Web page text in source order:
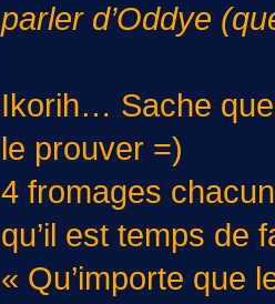
parler d’Oddye
Ikorih… Sache
le prouver =)
4 fromages
qu’il est temps de
« Qu’importe que